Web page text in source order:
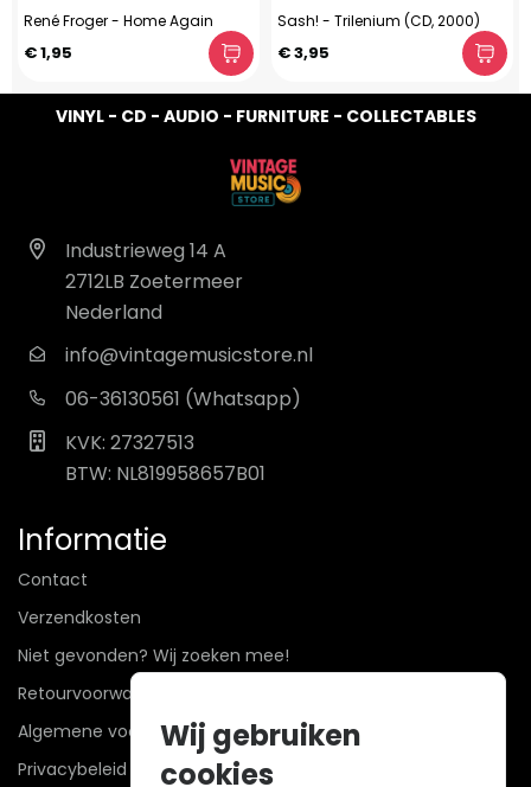
René Froger - Home Again
€ 1,95
Sash! - Trilenium (CD, 2000)
€ 3,95
VINYL - CD - AUDIO - FURNITURE - COLLECTABLES
Industrieweg 14 A
2712LB Zoetermeer
Nederland
info@vintagemusicstore.nl
06-36130561 (Whatsapp)
KVK: 27327513
BTW: NL819958657B01
Informatie
Contact
Verzendkosten
Niet gevonden? Wij zoeken mee!
Retourvoorwaarden
Algemene voorwaarden
Privacybeleid
Wij gebruiken
cookies